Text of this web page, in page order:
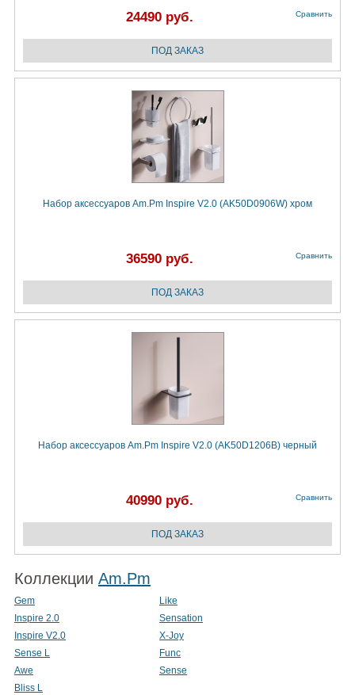
24490 руб. Сравнить
Набор аксессуаров Am.Pm Inspire V2.0 (AK50D0906W) хром
36590 руб. Сравнить
Набор аксессуаров Am.Pm Inspire V2.0 (AK50D1206B) черный
40990 руб. Сравнить
Коллекции Am.Pm
Gem
Like
Inspire 2.0
Sensation
Inspire V2.0
X-Joy
Sense L
Func
Awe
Sense
Bliss L